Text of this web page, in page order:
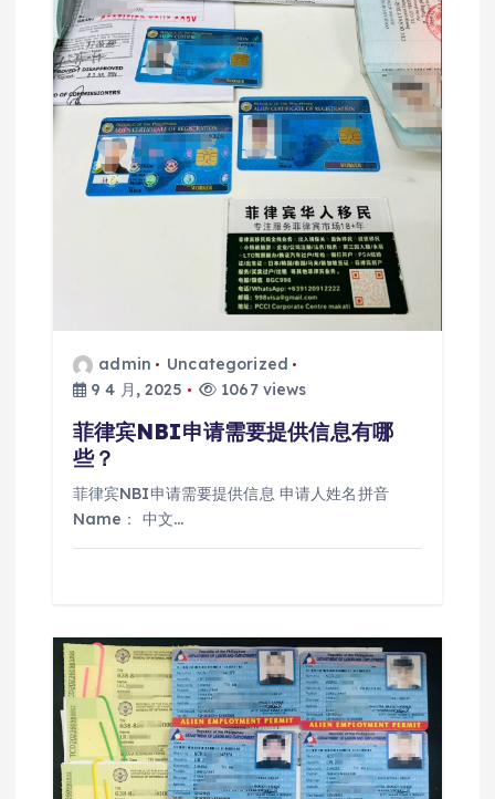
admin
Uncategorized
9 4 月, 2025
1067 views
菲律宾NBI申请需要提供信息有哪
些？
菲律宾NBI申请需要提供信息 申请人姓名拼音
Name： 中文…